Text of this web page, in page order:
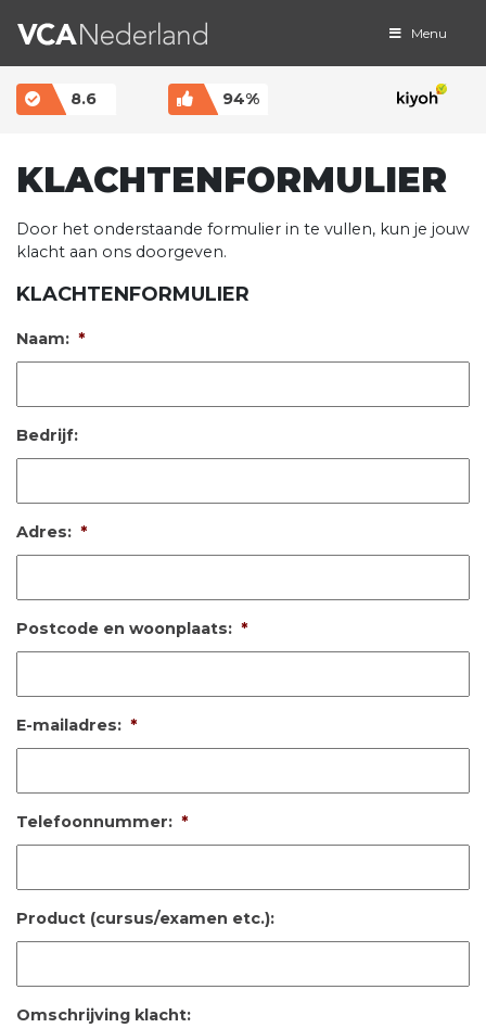
MAIN NAVIGATION Menu
8.6 94%
KLACHTENFORMULIER
Door het onderstaande formulier in te vullen, kun je jouw
klacht aan ons doorgeven.
KLACHTENFORMULIER
Naam: *
Bedrijf:
Adres: *
Postcode en woonplaats: *
E-mailadres: *
Telefoonnummer: *
Product (cursus/examen etc.):
Omschrijving klacht: